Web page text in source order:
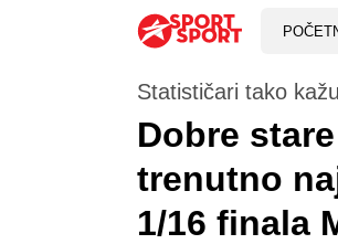
Statističari tako kažu
Dobre
trenutno
1/16 finala